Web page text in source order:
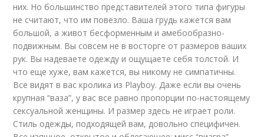
них. Но большинство представителей этого типа фигуры
не считают, что им повезло. Ваша грудь кажется вам
большой, а живот бесформенным и амебообразно-
подвижным. Вы совсем не в восторге от размеров ваших
рук. Вы надеваете одежду и ощущаете себя толстой. И
что еще хуже, вам кажется, вы никому не симпатичны.
Все видят в вас кролика из Playboy. Даже если вы очень
крупная “ваза”, у вас все равно пропорции по-настоящему
сексуальной женщины. И размер здесь не играет роли.
Стиль одежды, подходящей вам, довольно специфичен.